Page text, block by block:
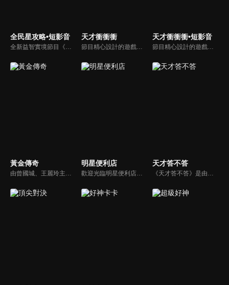
全民星攻略•短影音 天才衝衝衝
節目精心設計的遊戲內容，包括深受觀眾喜愛並且火紅於各大專院校的【TEMPO系列】，考驗藝人用肢體表達能力以及聯想能力的【你是WORD演】、【會演是英雄】，考驗英文程度的【EAR傳耳ABC】，超簡單、超爆笑的【看你怎麼說】，以及考驗藝人反應、機智以及隊友默契的【不可能的默契】等單元，逗趣又爆笑！
天才衝衝衝•短影音
節目精心設計的遊戲內容，包括深受觀眾喜愛並且火紅於各大專院校的【TEMPO系列】，考驗藝人用肢體表達能力以及聯想能力的【你是WORD演】、【會演是英雄】，考驗英文程度的【EAR傳耳ABC】，超簡單、超爆笑的【看你怎麼說】，以及考驗藝人反應、機智以及隊友默契的【不可能的默契】等單元，逗趣又爆笑！
黃金傳奇
由曾國城、王麗玲主持，許多人記憶中的經典外景綜藝節目之一。每次闖關成功的隊伍，可獲得藏寶圖；拼湊出完整藏寶圖者，可憑著藏寶圖提示至寶箱放置處；最後以正確寶箱之正確答案鑰匙開啟成功者，除隊長本身外的每位參賽者，即可獲得價值新台幣5萬元之黃金金牌。
明星便利店
歡迎光臨明星便利店！你覺得便利店裡面有什麼？關東煮？茶葉蛋？還是讓你尖叫的大明星？一家擁有明星的便利店，到底有多稀奇，你會不會想要光臨呢？
天才答不答
《天才答不答》是由吳宗憲和吳怡霈共同主持的益智節目。節目設立高額的獎金來考驗藝人們真實的人性，同時將題目立體化，讓你身歷其境去冒險答題。更有哪些出乎意料的處罰，讓藝人羞愧的不想再答錯！一個最接近「人性」與「真實」的益智節目，現在就讓吳宗憲帶你輕鬆玩轉知識。